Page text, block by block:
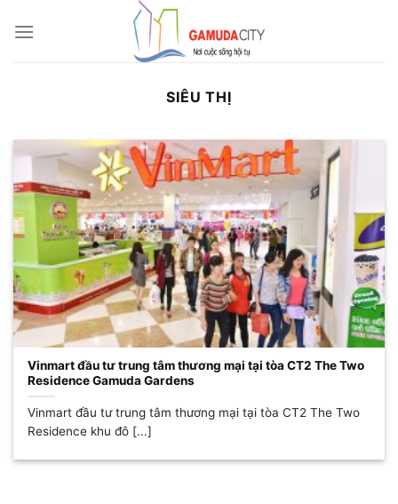
qua
SIÊU THỊ
Vinmart đầu tư trung tâm thương mại tại tòa CT2 The Two
Residence Gamuda Gardens
Vinmart đầu tư trung tâm thương mại tại tòa CT2 The Two
Residence khu đô [...]